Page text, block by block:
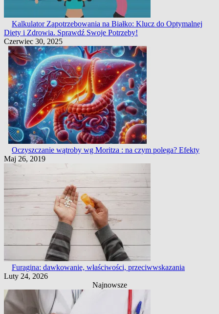
Kalkulator Zapotrzebowania na Białko: Klucz do Optymalnej
Diety i Zdrowia. Sprawdź Swoje Potrzeby!
Czerwiec 30, 2025
Oczyszczanie wątroby wg Moritza : na czym polega? Efekty
Maj 26, 2019
Furagina: dawkowanie, właściwości, przeciwwskazania
Luty 24, 2026
Najnowsze